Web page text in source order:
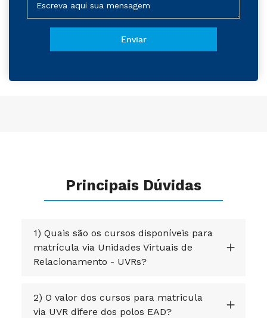
Principais Dúvidas
1) Quais são os cursos disponíveis para
matrícula via Unidades Virtuais de
Relacionamento - UVRs?
2) O valor dos cursos para matricula
via UVR difere dos polos EAD?